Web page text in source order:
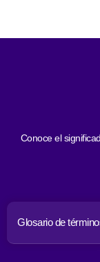
Conoce el
Glosario de